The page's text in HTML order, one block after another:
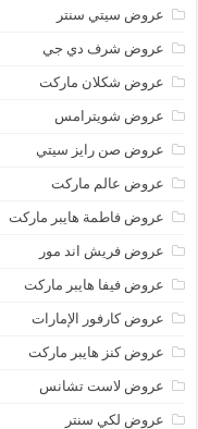
عروض سيتي سنتر
عروض شرف دي جي
عروض شكلان ماركت
عروض شويترامس
عروض صن رايز سيتي
عروض عالم ماركت
عروض فاطمة هايبر ماركت
عروض فريش اند مور
عروض فيفا هايبر ماركت
عروض كارفور الإمارات
عروض كنز هايبر ماركت
عروض لاست تشانس
عروض لكي سنتر